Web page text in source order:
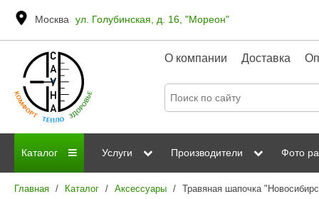
Москва ул. Голубинская, д. 16, "Мореон"
О компании Доставка
Каталог
Дровяные печи
Услуги Производители Фото
Главная / Каталог / Аксессуары /